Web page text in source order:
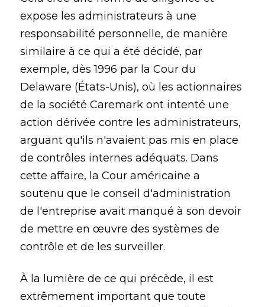
expose les administrateurs à une
responsabilité personnelle, de manière
similaire à ce qui a été décidé, par
exemple, dès 1996 par la Cour du
Delaware (États-Unis), où les actionnaires
de la société Caremark ont intenté une
action dérivée contre les administrateurs,
arguant qu'ils n'avaient pas mis en place
de contrôles internes adéquats. Dans
cette affaire, la Cour américaine a
soutenu que le conseil d'administration
de l'entreprise avait manqué à son devoir
de mettre en œuvre des systèmes de
contrôle et de les surveiller.
À la lumière de ce qui précède, il est
extrêmement important que toute